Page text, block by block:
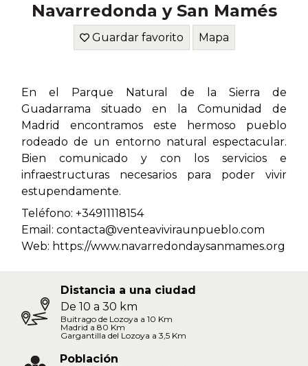
Navarredonda y San Mamés
Guardar favorito Mapa
En el Parque Natural de la Sierra de
Guadarrama situado en la Comunidad de
Madrid encontramos este hermoso pueblo
rodeado de un entorno natural espectacular.
Bien comunicado y con los servicios e
infraestructuras necesarios para poder vivir
estupendamente.
Teléfono: +34911118154
Email: contacta@venteaviviraunpueblo.com
Web: https://www.navarredondaysanmames.org
Distancia a una ciudad
De 10 a 30 km
Buitrago de Lozoya a 10 Km
Madrid a 80 Km
Gargantilla del Lozoya a 3,5 Km
Población